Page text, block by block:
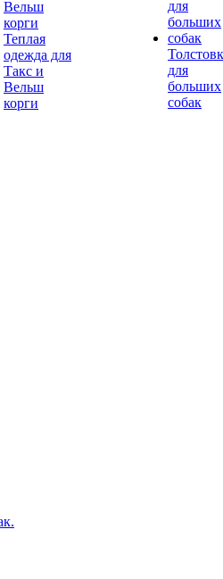
Теплая
одежда для
Такс и
Вельш
корги
для
больших
собак